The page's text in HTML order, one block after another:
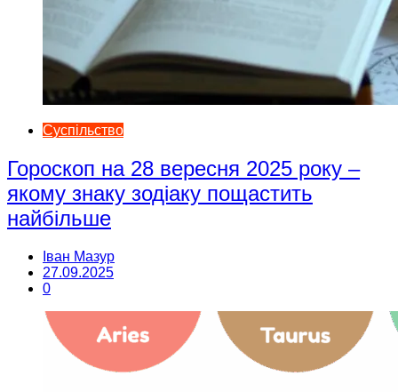
Суспільство
Гороскоп на 28 вересня 2025 року –
якому знаку зодіаку пощастить
найбільше
Іван Мазур
27.09.2025
0